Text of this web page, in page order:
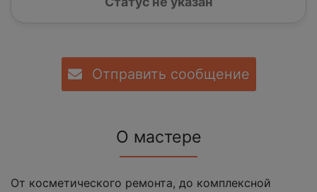
Отправить сообщение
О мастере
От косметического ремонта, до комплексной